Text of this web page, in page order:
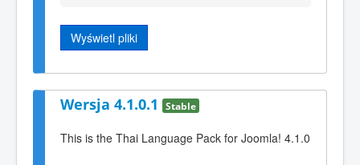
Wyświetl pliki
Wersja 4.1.0.1 Stable
This is the Thai Language Pack for Joomla! 4.1.0